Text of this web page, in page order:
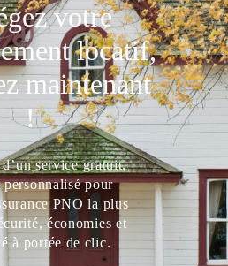
votre
locatif,
maintenant
!
service gratuit,
personnalisé pour
PNO la plus
économies et
à portée de clic.